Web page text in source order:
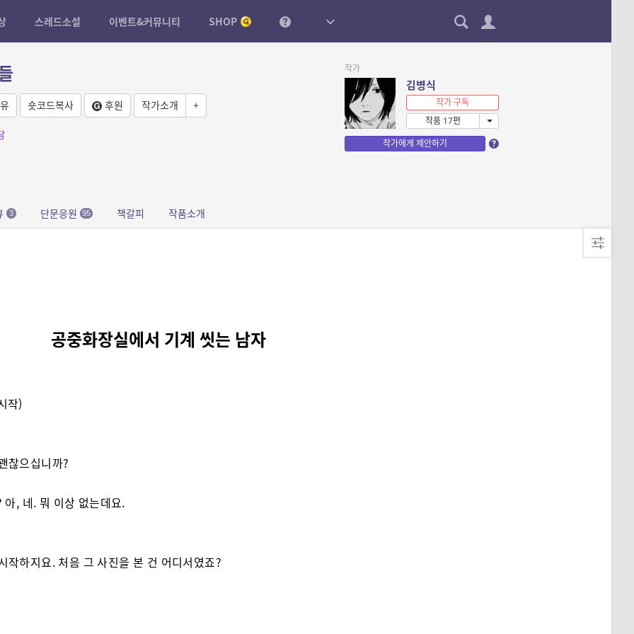
스레드소설 이벤트&커뮤니티 SHOP
숏코드복사 후원 작가소개 +
작가
김병식
작가 구독
작품 17편
작가에게 제안하기
3 단문응원 95 책갈피 작품소개
공중화장실에서 기계 씻는 남자
작)
찮으십니까?
아, 네. 뭐 이상 없는데요.
작하지요. 처음 그 사진을 본 건 어디서였죠?